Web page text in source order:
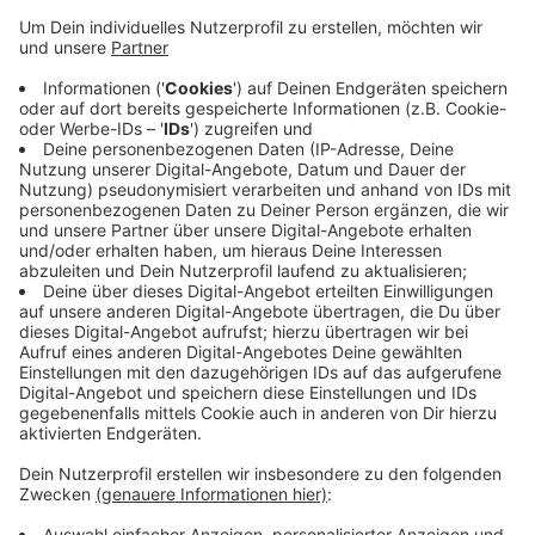
Anzeige
Das Feuer war Donnerstagabend in der Wohnung in der
Brentanostraße ausgebrochen. Die Feuerwehr
verhinderte ein Übergreifen der Flammen auf andere
Wohnungen in dem Mehrfamilienhaus. Für den Mann in
der brennenden Wohnung kam aber jede Hilfe zu spät.
Wie die Obduktion seines Leichnams heute ergeben
hat, starb der Mann an den Folgen des Feuers. Beim
Löschen des Brandes verletzte sich außerdem eine
Feuerwehrfrau bei einem Sturz.
Anzeige